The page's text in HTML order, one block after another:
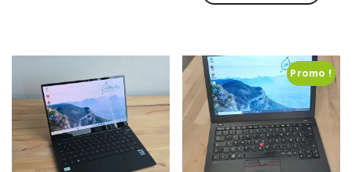
Promo !